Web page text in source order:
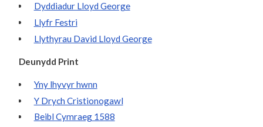
Dyddiadur Lloyd George
Llyfr Festri
Llythyrau David Lloyd George
Deunydd Print
Yny lhyvyr hwnn
Y Drych Cristionogawl
Beibl Cymraeg 1588